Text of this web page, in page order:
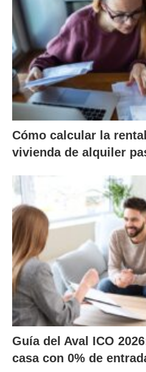
Cómo calcular la
vivienda de alquiler
Guía del Aval ICO
casa con 0% de